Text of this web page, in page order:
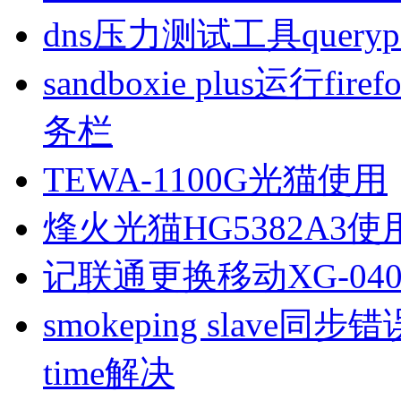
dns压力测试工具
sandboxie plus运行
务栏
TEWA-1100G光猫使用
烽火光猫HG5382A3使
记联通更换移动XG-
smokeping slave同步错
time解决